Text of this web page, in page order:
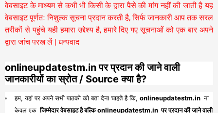
वेबसाइट के माध्यम से कभी भी किसी के द्वारा पैसे की मांग नहीं की जाती है यह
वेबसाइट पूर्णतः निशुल्क सूचना प्रदान करती है,सिर्फ जानकारी आप तक सरल
तरीकों से पहुंचे यही हमारा उद्देश्य है, हमारे दिए गए सूचनाओं को एक बार अपने
द्वारा जांच परख लें | धन्यवाद
onlineupdatestm.in पर प्रदान की जाने वाली
जानकारीयों का स्रोत / Source क्या है?
हम, यहां पर अपने सभी पाठको को बता देना चाहते है कि, onlineupdatestm.in ना
केवल एक जिम्मेदार वेबसाइट है बल्कि onlineupdatestm.in पर प्रदान की जाने वाली